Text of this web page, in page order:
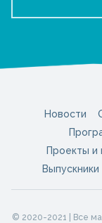
Новости
Проекты и
Выпускники
© 2020-2021 | Все